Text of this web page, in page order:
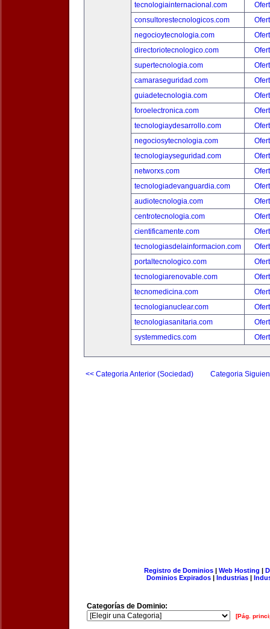
tecnologiainternacional.com
consultorestecnologicos.com
negocioytecnologia.com
directoriotecnologico.com
supertecnologia.com
camaraseguridad.com
guiadetecnologia.com
foroelectronica.com
tecnologiaydesarrollo.com
negociosytecnologia.com
tecnologiayseguridad.com
networxs.com
tecnologiadevanguardia.com
audiotecnologia.com
centrotecnologia.com
cientificamente.com
tecnologiasdelainformacion.com
portaltecnologico.com
tecnologiarenovable.com
tecnomedicina.com
tecnologianuclear.com
tecnologiasanitaria.com
systemmedics.com
<< Categoria Anterior (Sociedad) Categoria
Registro de Dominios| Web Hosting |
Dominios Expirados | Industrias |
Categorías de Dominio:
[Pág.